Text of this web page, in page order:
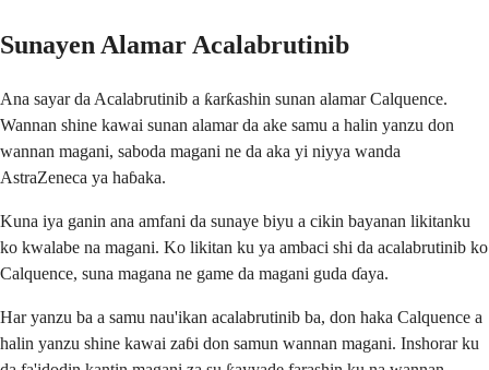
Sunayen Alamar Acalabrutinib
Ana sayar da Acalabrutinib a ƙarƙashin sunan alamar Calquence.
Wannan shine kawai sunan alamar da ake samu a halin yanzu don
wannan magani, saboda magani ne da aka yi niyya wanda
AstraZeneca ya haɓaka.
Kuna iya ganin ana amfani da sunaye biyu a cikin bayanan likitanku
ko kwalabe na magani. Ko likitan ku ya ambaci shi da acalabrutinib ko
Calquence, suna magana ne game da magani guda ɗaya.
Har yanzu ba a samu nau'ikan acalabrutinib ba, don haka Calquence a
halin yanzu shine kawai zaɓi don samun wannan magani. Inshorar ku